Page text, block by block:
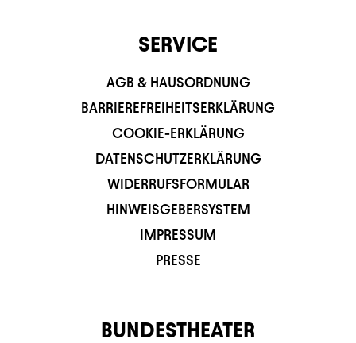
SERVICE
AGB & HAUSORDNUNG
BARRIEREFREIHEITSERKLÄRUNG
COOKIE-ERKLÄRUNG
DATENSCHUTZERKLÄRUNG
WIDERRUFSFORMULAR
HINWEISGEBERSYSTEM
IMPRESSUM
PRESSE
BUNDESTHEATER